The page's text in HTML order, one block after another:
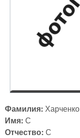
Фамилия: Харченко
Имя: С
Отчество: С